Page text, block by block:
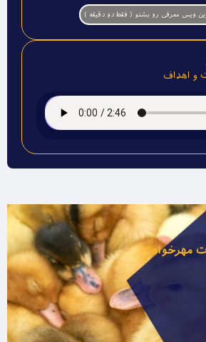
ویس معرفی رو بشنو ( فقط دو دقیقه )
و اهداف
مهرخواه